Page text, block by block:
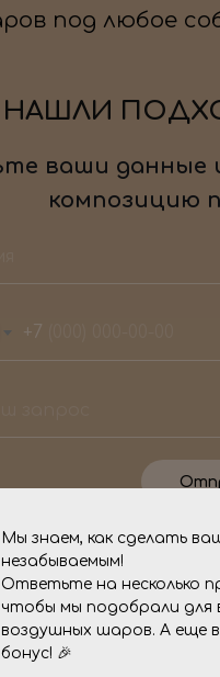
Мы знаем, как сделать
незабываемым!
Ответьте на несколько
чтобы мы подобрали для
воздушных шаров. А еще
бонус! 🎉
под любое
+7
НАШЛИ
ваши данные
композицию
стало
то вы